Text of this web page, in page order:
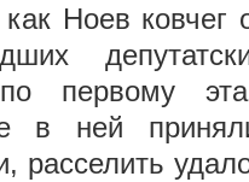
Ноев ковчег
первому
в ней
расселить